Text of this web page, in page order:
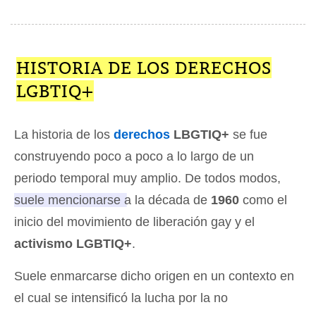
HISTORIA DE LOS DERECHOS
LGBTIQ+
La historia de los derechos LBGTIQ+ se fue
construyendo poco a poco a lo largo de un
periodo temporal muy amplio. De todos modos,
suele mencionarse a la década de 1960 como el
inicio del movimiento de liberación gay y el
activismo LGBTIQ+.
Suele enmarcarse dicho origen en un contexto en
el cual se intensificó la lucha por la no